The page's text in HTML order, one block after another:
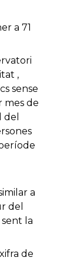
a 71
,
sense
mes de
a
del
la
de